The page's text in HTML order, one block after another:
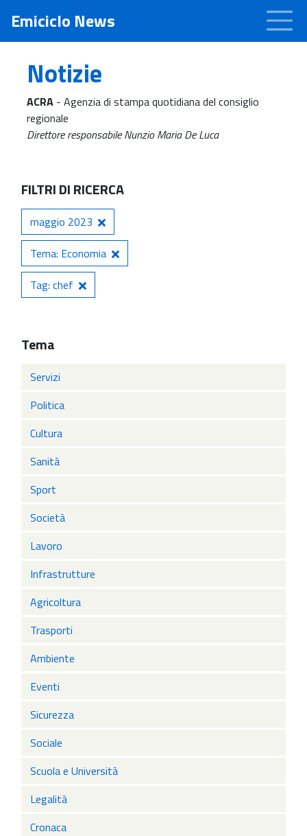
Emiciclo News
Notizie
ACRA - Agenzia di stampa quotidiana del consiglio
regionale
Direttore responsabile Nunzio Maria De Luca
FILTRI DI RICERCA
maggio 2023
Tema: Economia
Tag: chef
Tema
Servizi
Politica
Cultura
Sanità
Sport
Società
Lavoro
Infrastrutture
Agricoltura
Trasporti
Ambiente
Eventi
Sicurezza
Sociale
Scuola e Università
Legalità
Cronaca